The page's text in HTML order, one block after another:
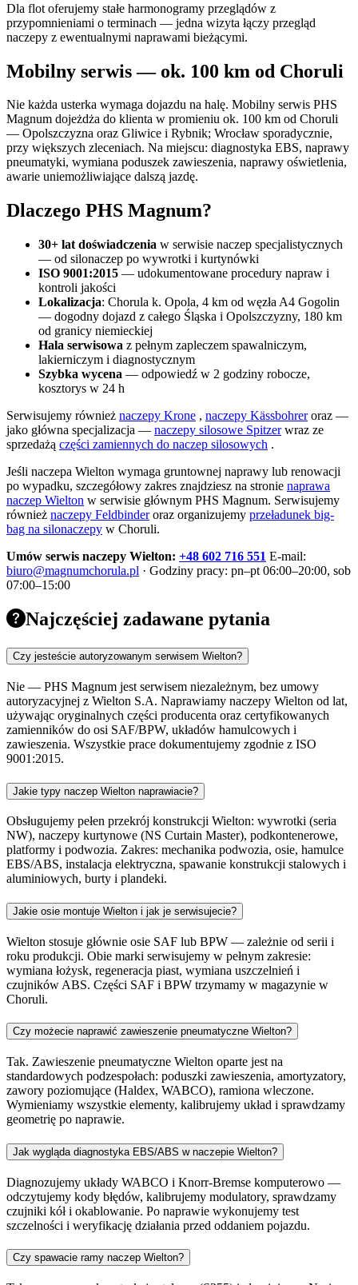
Dla flot oferujemy stałe harmonogramy przeglądów z
przypomnieniami o terminach — jedna wizyta łączy przegląd
naczepy z ewentualnymi naprawami bieżącymi.
Mobilny serwis — ok. 100 km od Choruli
Nie każda usterka wymaga dojazdu na halę. Mobilny serwis PHS
Magnum dojeżdża do klienta w promieniu ok. 100 km od Choruli
— Opolszczyzna oraz Gliwice i Rybnik; Wrocław sporadycznie,
przy większych zleceniach. Na miejscu: diagnostyka EBS, naprawy
pneumatyki, wymiana poduszek zawieszenia, naprawy oświetlenia,
awarie uniemożliwiające dalszą jazdę.
Dlaczego PHS Magnum?
30+ lat doświadczenia w serwisie naczep specjalistycznych
— od silonaczep po wywrotki i kurtynówki
ISO 9001:2015 — udokumentowane procedury napraw i
kontroli jakości
Lokalizacja: Chorula k. Opola, 4 km od węzła A4 Gogolin
— dogodny dojazd z całego Śląska i Opolszczyzny, 180 km
od granicy niemieckiej
Hala serwisowa z pełnym zapleczem spawalniczym,
lakierniczym i diagnostycznym
Szybka wycena — odpowiedź w 2 godziny robocze,
kosztorys w 24 h
Serwisujemy również naczepy Krone , naczepy Kässbohreroraz —
jako główna specjalizacja — naczepy silosowe Spitzerwraz ze
sprzedażą części zamiennych do naczep silosowych .
Jeśli naczepa Wielton wymaga gruntownej naprawy lub renowacji
po wypadku, szczegółowy zakres znajdziesz na stronie naprawa
naczep Wielton w serwisie głównym PHS Magnum. Serwisujemy
również naczepy Feldbinderoraz organizujemy przeładunek big-
bag na silonaczepy w Choruli.
Umów serwis naczepy Wielton: +48 602 716 551 E-mail:
biuro@magnumchorula.pl · Godziny pracy: pn–pt 06:00–20:00, sob
07:00–15:00
Najczęściej zadawane pytania
Czy jesteście autoryzowanym serwisem Wielton?
Nie — PHS Magnum jest serwisem niezależnym, bez umowy
autoryzacyjnej z Wielton S.A. Naprawiamy naczepy Wielton od lat,
używając oryginalnych części producenta oraz certyfikowanych
zamienników do osi SAF/BPW, układów hamulcowych i
zawieszenia. Wszystkie prace dokumentujemy zgodnie z ISO
9001:2015.
Jakie typy naczep Wielton naprawiacie?
Obsługujemy pełen przekrój konstrukcji Wielton: wywrotki (seria
NW), naczepy kurtynowe (NS Curtain Master), podkontenerowe,
platformy i podwozia. Zakres: mechanika podwozia, osie, hamulce
EBS/ABS, instalacja elektryczna, spawanie konstrukcji stalowych i
aluminiowych, burty i plandeki.
Jakie osie montuje Wielton i jak je serwisujecie?
Wielton stosuje głównie osie SAF lub BPW — zależnie od serii i
roku produkcji. Obie marki serwisujemy w pełnym zakresie:
wymiana łożysk, regeneracja piast, wymiana uszczelnień i
czujników ABS. Części SAF i BPW trzymamy w magazynie w
Choruli.
Czy możecie naprawić zawieszenie pneumatyczne Wielton?
Tak. Zawieszenie pneumatyczne Wielton oparte jest na
standardowych podzespołach: poduszki zawieszenia, amortyzatory,
zawory poziomujące (Haldex, WABCO), ramiona wleczone.
Wymieniamy wszystkie elementy, kalibrujemy układ i sprawdzamy
geometrię po naprawie.
Jak wygląda diagnostyka EBS/ABS w naczepie Wielton?
Diagnozujemy układy WABCO i Knorr-Bremse komputerowo —
odczytujemy kody błędów, kalibrujemy modulatory, sprawdzamy
czujniki kół i okablowanie. Po naprawie wykonujemy test
szczelności i weryfikację działania przed oddaniem pojazdu.
Czy spawacie ramy naczep Wielton?